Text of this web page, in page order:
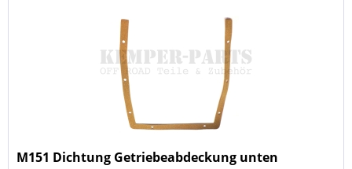
M151 Dichtung Getriebeabdeckung unten